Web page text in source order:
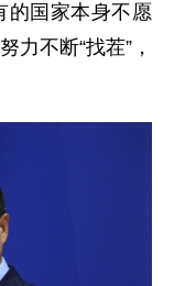
的国家本身不愿
力不断“找茬”，